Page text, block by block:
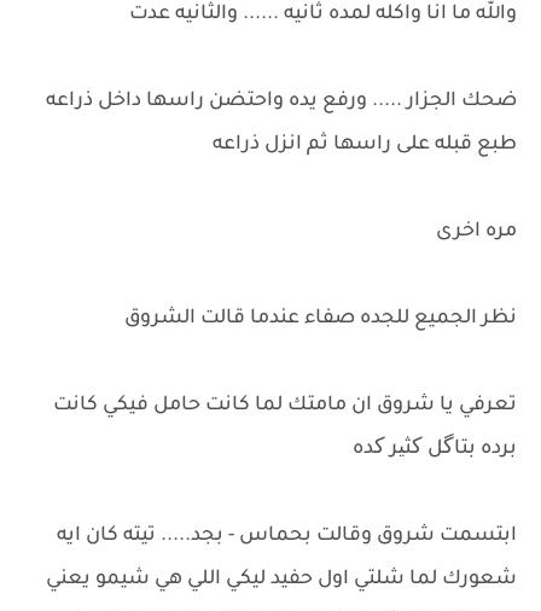
والله ما انا واكله لمده ثانيه ...... والثانيه عدت
ضحك الجزار ..... ورفع يده واحتضن راسها داخل ذراعه
طبع قبله على راسها ثم انزل ذراعه
مره اخرى
نظر الجميع للجده صفاء عندما قالت الشروق
تعرفي يا شروق ان مامتك لما كانت حامل فيكي كانت
برده بتاگل کثیر کده
ابتسمت شروق وقالت بحماس - بجد..... تيته كان ايه
شعورك لما شلتي اول حفيد ليكي اللي هي شيمو يعني